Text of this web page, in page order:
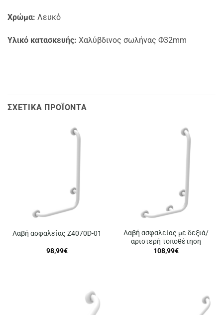
Χρώμα: Λευκό
Υλικό κατασκευής: Χαλύβδινος σωλήνας Φ32mm
ΣΧΕΤΙΚΆ ΠΡΟΪΌΝΤΑ
Λαβή ασφαλείας Z4070D-01
98,99€
Λαβή ασφαλείας με δεξιά/
αριστερή τοποθέτηση
108,99€